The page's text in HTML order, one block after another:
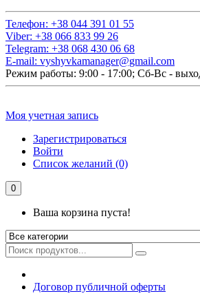
Телефон: +38 044 391 01 55
Viber: +38 066 833 99 26
Telegram: +38 068 430 06 68
E-mail: vyshyvkamanager@gmail.com
Режим работы: 9:00 - 17:00; Сб-Вс -
Моя учетная запись
Зарегистрироваться
Войти
Список желаний (0)
0
Ваша корзина пуста!
Договор публичной оферты